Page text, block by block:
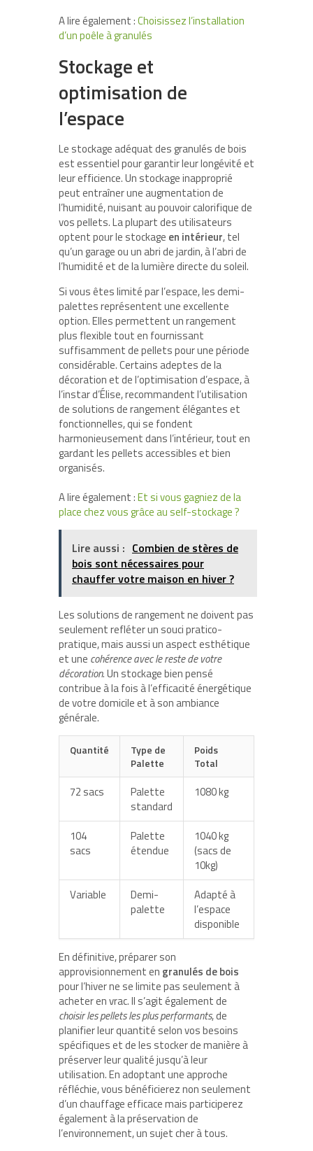
A lire également :Choisissez l’installation
d’un poêle à granulés
Stockage et
optimisation de
l’espace
Le stockage adéquat des granulés de bois
est essentiel pour garantir leur longévité et
leur efficience. Un stockage inapproprié
peut entraîner une augmentation de
l’humidité, nuisant au pouvoir calorifique de
vos pellets. La plupart des utilisateurs
optent pour le stockage en intérieur, tel
qu’un garage ou un abri de jardin, à l’abri de
l’humidité et de la lumière directe du soleil.
Si vous êtes limité par l’espace, les demi-
palettes représentent une excellente
option. Elles permettent un rangement
plus flexible tout en fournissant
suffisamment de pellets pour une période
considérable. Certains adeptes de la
décoration et de l’optimisation d’espace, à
l’instar d’Élise, recommandent l’utilisation
de solutions de rangement élégantes et
fonctionnelles, qui se fondent
harmonieusement dans l’intérieur, tout en
gardant les pellets accessibles et bien
organisés.
A lire également :Et si vous gagniez de la
place chez vous grâce au self-stockage ?
Lire aussi : Combien de stères de
bois sont nécessaires pour
chauffer votre maison en hiver ?
Les solutions de rangement ne doivent pas
seulement refléter un souci pratico-
pratique, mais aussi un aspect esthétique
et une cohérence avec le reste de votre
décoration. Un stockage bien pensé
contribue à la fois à l’efficacité énergétique
de votre domicile et à son ambiance
générale.
Quantité
Type de
Palette
Poids
Total
72 sacs
Palette
standard
1080 kg
104
sacs
Palette
étendue
1040 kg
(sacs de
10kg)
Variable
Demi-
palette
Adapté à
l’espace
disponible
En définitive, préparer son
approvisionnement en granulés de bois
pour l’hiver ne se limite pas seulement à
acheter en vrac. Il s’agit également de
choisir les pellets les plus performants, de
planifier leur quantité selon vos besoins
spécifiques et de les stocker de manière à
préserver leur qualité jusqu’à leur
utilisation. En adoptant une approche
réfléchie, vous bénéficierez non seulement
d’un chauffage efficace mais participerez
également à la préservation de
l’environnement, un sujet cher à tous.